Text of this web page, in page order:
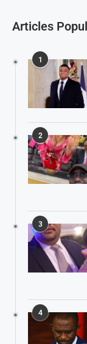
Articles
1
2
3
4